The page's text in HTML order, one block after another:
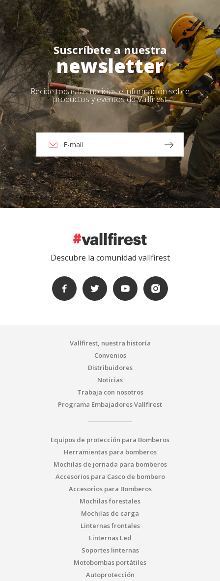
Suscríbete a nuestra
newsletter
Recibe todas las noticias e información sobre
productos y eventos de Vallfirest
Descubre la comunidad vallfirest
Vallfirest, nuestra historía
Convenios
Distribuidores
Noticias
Trabaja con nosotros
Programa Embajadores Vallfirest
Equipos de protección para Bomberos
Herramientas para bomberos
Mochilas de jornada para bomberos
Accesorios para Casco de bombero
Accesorios para Bomberos
Mochilas forestales
Mochilas de carga
Linternas frontales
Linternas Led
Soportes linternas
Motobombas portátiles
Autoprotección